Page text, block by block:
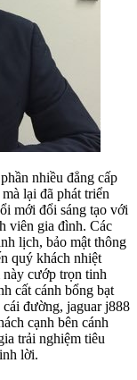
nhiều đẳng cấp
lại đã phát triển
mới đổi sáng tạo với
viên gia đình. Các
lịch, bảo mật thông
quý khách nhiệt
này cướp trọn tinh
cất cánh bổng bạt
đường, jaguar j888
cạnh bên cánh
trải nghiệm tiêu
lời.